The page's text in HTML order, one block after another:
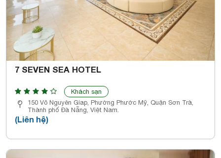
7 SEVEN SEA HOTEL
Khách sạn
150 Võ Nguyên Gíap, Phường Phước Mỹ, Quận Sơn Trà,
Thành phố Đà Nẵng, Việt Nam.
(Liên hệ)